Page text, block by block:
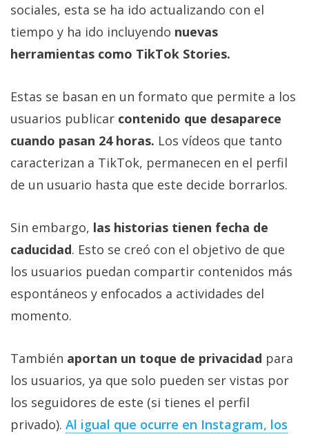
sociales, esta se ha ido actualizando con el
tiempo y ha ido incluyendo nuevas
herramientas como TikTok Stories.
Estas se basan en un formato que permite a los
usuarios publicar contenido que desaparece
cuando pasan 24 horas. Los vídeos que tanto
caracterizan a TikTok, permanecen en el perfil
de un usuario hasta que este decide borrarlos.
Sin embargo, las historias tienen fecha de
caducidad. Esto se creó con el objetivo de que
los usuarios puedan compartir contenidos más
espontáneos y enfocados a actividades del
momento.
También aportan un toque de privacidad para
los usuarios, ya que solo pueden ser vistas por
los seguidores de este (si tienes el perfil
privado). Al igual que ocurre en Instagram, los